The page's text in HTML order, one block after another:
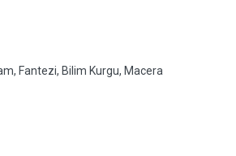
Fantezi, Bilim Kurgu, Macera